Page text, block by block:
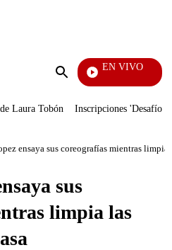
Enviar
EN VIVO
Vecinos
Laura Tobón Inscripciones 'Desafío'
ensaya sus coreografías mientras limpia
sus
limpia las